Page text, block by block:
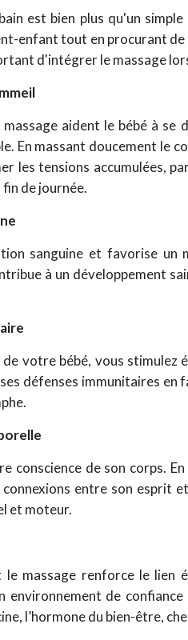
est bien plus qu'un
enfant tout en procurant
d'intégrer le massage
aident le bébé à
En massant doucement le
les tensions accumulées,
de journée.
sanguine et favorise
à un développement
votre bébé, vous stimulez
défenses immunitaires en
conscience de son corps.
entre son esprit
et moteur.
le massage renforce le
environnement de
l’hormone du bien-être,